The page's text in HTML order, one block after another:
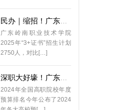
广东岭南职业技术学院
2025年“3+证书”招生计划
2750人，对比[…]
2024年全国高职院校年度
预算排名今年公布了2024